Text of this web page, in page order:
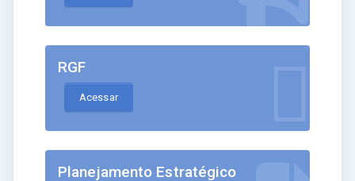
RGF
Acessar
Planejamento Estratégico